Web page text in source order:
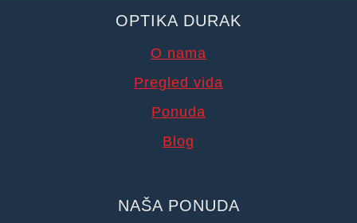
OPTIKA DURAK
O nama
Pregled vida
Ponuda
Blog
NAŠA PONUDA